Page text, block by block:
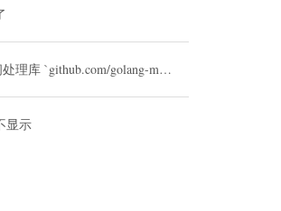
库 `github.com/golang-module/...
显示